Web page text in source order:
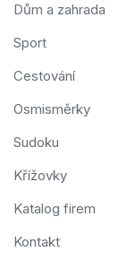
Dům a zahrada
Sport
Cestování
Osmisměrky
Sudoku
Křížovky
Katalog firem
Kontakt